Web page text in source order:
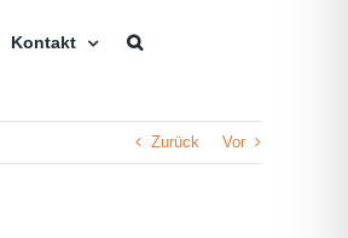
Kontakt
Zurück Vor